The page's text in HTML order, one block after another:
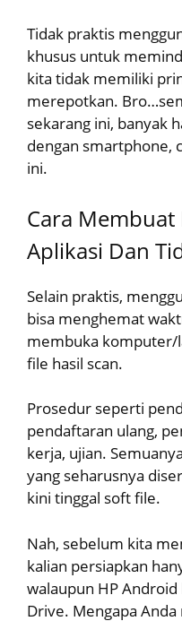
Tidak praktis
khusus untuk
kita tidak memiliki
merepotkan.
sekarang ini, banyak
dengan smartphone,
ini.
Cara Membuat
Aplikasi Dan
Selain praktis,
bisa menghemat
membuka komputer/
file hasil scan.
Prosedur seperti
pendaftaran ulang,
kerja, ujian.
yang seharusnya
kini tinggal soft file.
Nah, sebelum kita
kalian persiapkan
walaupun HP
Drive. Mengapa